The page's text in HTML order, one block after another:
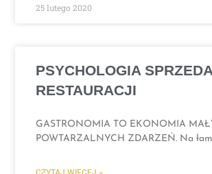
25 lutego 2020
PSYCHOLOGIA
RESTAURACJI
GASTRONOMIA TO EKONOMIA
POWTARZALNYCH ZDARZEŃ. Na